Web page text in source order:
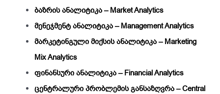
ბაზრის ანალიტიკა – Market Analytics
მენეჯმენტ ანალიტიკა – Management Analytics
მარკეტინგული მიქსის ანალიტიკა – Marketing
Mix Analytics
ფინანსური ანალიტიკა – Financial Analytics
ცენტრალური პრობლემის განსაზღვრა – Central